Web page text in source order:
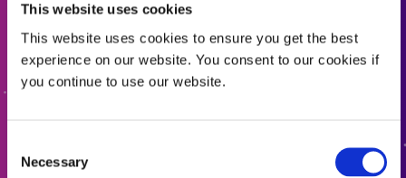
This website uses cookies
This website uses cookies to ensure you get the best
experience on our website. You consent to our cookies if
you continue to use our website.
Selection
Necessary
Angebot anfordern
Bereit für den nächsten Schritt? Ein Mitglied des Dymax-